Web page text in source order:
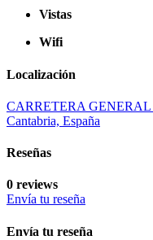
Vistas
Wifi
Localización
CARRETERA GENERAL
Cantabria, España
Reseñas
0 reviews
Envía tu reseña
Envía tu reseña